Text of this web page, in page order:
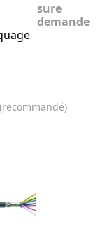
sure
demande